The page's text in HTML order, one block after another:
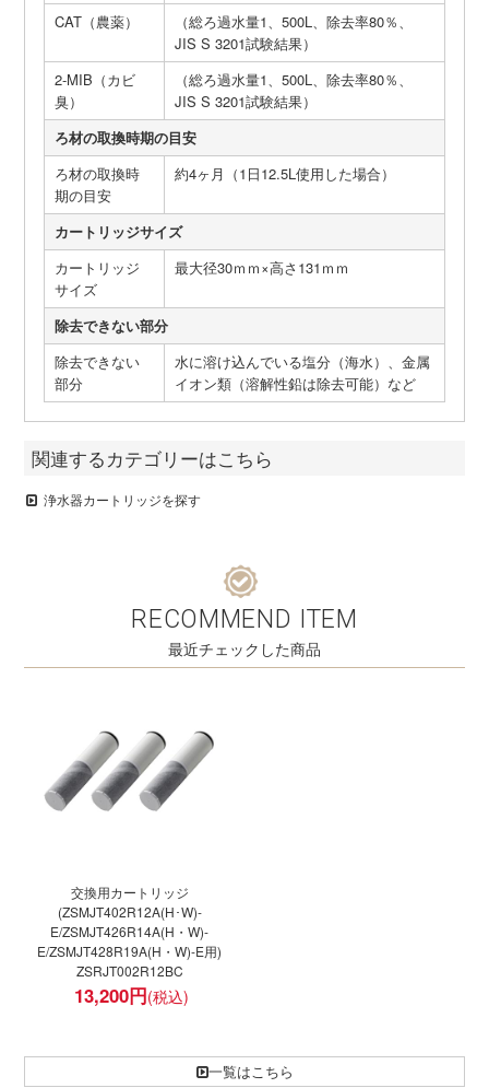
CAT（農薬）
（総ろ過水量1、500L、除去率80％、
JIS S 3201試験結果）
2-MIB（カビ
臭）
（総ろ過水量1、500L、除去率80％、
JIS S 3201試験結果）
ろ材の取換時期の目安
ろ材の取換時
期の目安
約4ヶ月（1日12.5L使用した場合）
カートリッジサイズ
カートリッジ
サイズ
最大径30ｍｍ×高さ131ｍｍ
除去できない部分
除去できない
部分
水に溶け込んでいる塩分（海水）、金属
イオン類（溶解性鉛は除去可能）など
関連するカテゴリーはこちら
浄水器カートリッジを探す
RECOMMEND ITEM
最近チェックした商品
交換用カートリッジ
(ZSMJT402R12A(H･W)-
E/ZSMJT426R14A(H・W)-
E/ZSMJT428R19A(H・W)-E用)
ZSRJT002R12BC
13,200円
一覧はこちら